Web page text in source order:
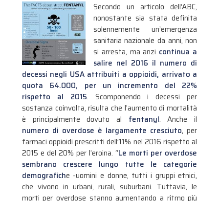
Secondo un articolo dell’ABC,
nonostante sia stata definita
solennemente un’emergenza
sanitaria nazionale da anni, non
si arresta, ma anzi continua a
salire nel 2016 il numero di
decessi negli USA attribuiti a oppioidi, arrivato a
quota 64.000, per un incremento del 22%
rispetto al 2015. Scomponendo i decessi per
sostanza coinvolta, risulta che l’aumento di mortalità
è principalmente dovuto al fentanyl. Anche il
numero di overdose è largamente cresciuto, per
farmaci oppioidi prescritti dell’11% nel 2016 rispetto al
2015 e del 20% per l’eroina. “Le morti per overdose
sembrano crescere lungo tutte le categorie
demografiche -uomini e donne, tutti i gruppi etnici,
che vivono in urbani, rurali, suburbani. Tuttavia, le
morti per overdose stanno aumentando a ritmo più